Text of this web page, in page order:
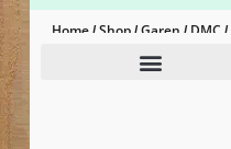
Home/Shop/Garen / DMC /